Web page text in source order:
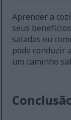
Aprender a
seus
saladas ou
pode conduzir
um caminho